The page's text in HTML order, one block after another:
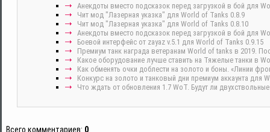
Анекдоты вместо подсказок перед загрузкой в бой для
Чит мод "Лазерная указка" для World of Tanks 0.8.9
Чит мод "Лазерная указка" для World of Tanks 0.8.10
Анекдоты вместо подсказок перед загрузкой в бой для
Боевой интерфейс от zayaz v.5.1 для World of Tanks 0.9.15
Премиум танк награда ветеранам World of tanks в 2019.
Какое оборудование лучше ставить на Тяжелые танки в
Как обменять очки доблести на золото и боны. «Линии
Конкурс на золото и танковый дни премиум аккаунта для
Что ждать от обновления 1.7 WoT. Будут ли двухствольные
Всего комментариев: 0